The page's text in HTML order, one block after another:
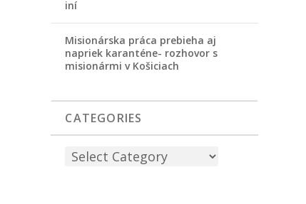
iní
Misionárska práca prebieha aj
napriek karanténe- rozhovor s
misionármi v Košiciach
CATEGORIES